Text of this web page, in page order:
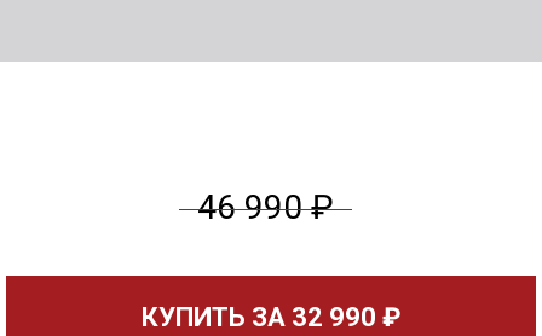
46 990 ₽
КУПИТЬ ЗА 32 990 ₽